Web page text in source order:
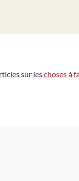
sur leschoses à